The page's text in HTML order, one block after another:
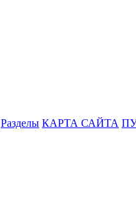
Разделы КАРТА САЙТА